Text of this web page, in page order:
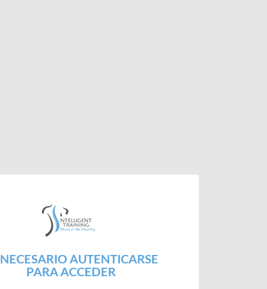
NECESARIO AUTENTICARSE
PARA ACCEDER